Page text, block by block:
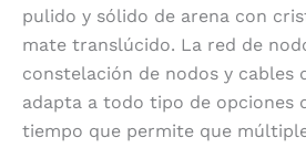
pulido y sólido de arena con
mate translúcido. La red de
constelación de nodos y cables
adapta a todo tipo de opciones
tiempo que permite que